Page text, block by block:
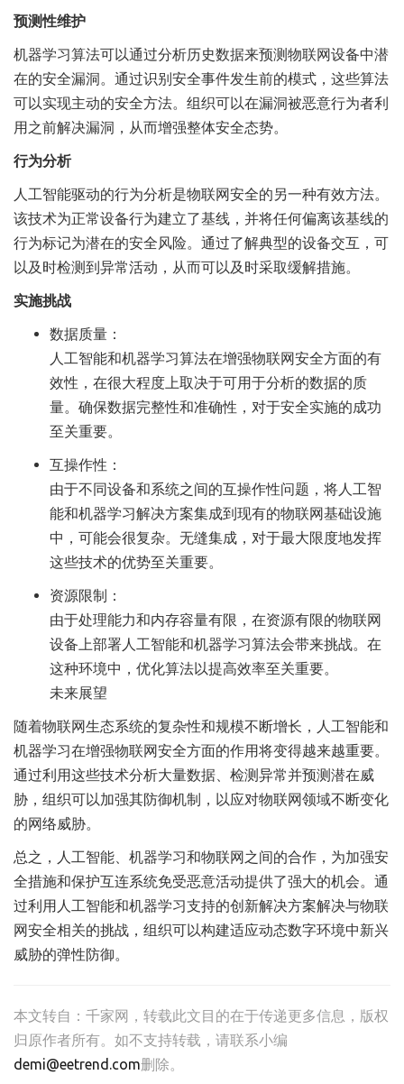
预测性维护
机器学习算法可以通过分析历史数据来预测物联网设备中潜
在的安全漏洞。通过识别安全事件发生前的模式，这些算法
可以实现主动的安全方法。组织可以在漏洞被恶意行为者利
用之前解决漏洞，从而增强整体安全态势。
行为分析
人工智能驱动的行为分析是物联网安全的另一种有效方法。
该技术为正常设备行为建立了基线，并将任何偏离该基线的
行为标记为潜在的安全风险。通过了解典型的设备交互，可
以及时检测到异常活动，从而可以及时采取缓解措施。
实施挑战
数据质量：
人工智能和机器学习算法在增强物联网安全方面的有
效性，在很大程度上取决于可用于分析的数据的质
量。确保数据完整性和准确性，对于安全实施的成功
至关重要。
互操作性：
由于不同设备和系统之间的互操作性问题，将人工智
能和机器学习解决方案集成到现有的物联网基础设施
中，可能会很复杂。无缝集成，对于最大限度地发挥
这些技术的优势至关重要。
资源限制：
由于处理能力和内存容量有限，在资源有限的物联网
设备上部署人工智能和机器学习算法会带来挑战。在
这种环境中，优化算法以提高效率至关重要。
未来展望
随着物联网生态系统的复杂性和规模不断增长，人工智能和
机器学习在增强物联网安全方面的作用将变得越来越重要。
通过利用这些技术分析大量数据、检测异常并预测潜在威
胁，组织可以加强其防御机制，以应对物联网领域不断变化
的网络威胁。
总之，人工智能、机器学习和物联网之间的合作，为加强安
全措施和保护互连系统免受恶意活动提供了强大的机会。通
过利用人工智能和机器学习支持的创新解决方案解决与物联
网安全相关的挑战，组织可以构建适应动态数字环境中新兴
威胁的弹性防御。
本文转自： 千家网 ，转载此文目的在于传递更多信息，版权
归原作者所有。如不支持转载，请联系小编
demi@eetrend.com删除。